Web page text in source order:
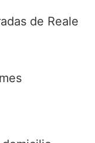
de Reale